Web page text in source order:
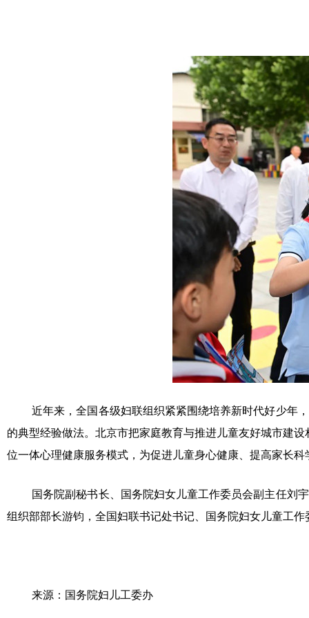
近年来，全国各级妇联组织紧紧围绕培养新时代好少年
的典型经验做法。北京市把家庭教育与推进儿童友好城市建
位一体心理健康服务模式，为促进儿童身心健康、提高家长
国务院副秘书长、国务院妇女儿童工作委员会副主任刘
组织部部长游钧，全国妇联书记处书记、国务院妇女儿童工
来源：国务院妇儿工委办